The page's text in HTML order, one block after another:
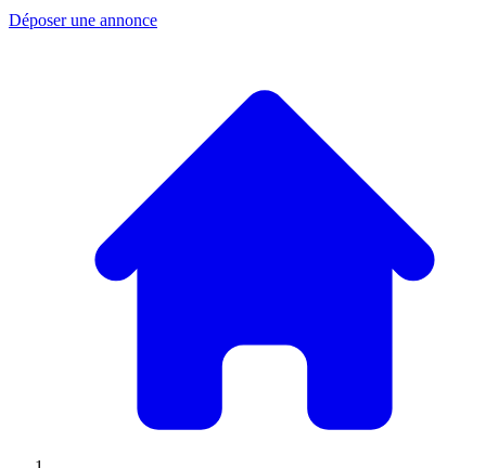
Déposer une annonce